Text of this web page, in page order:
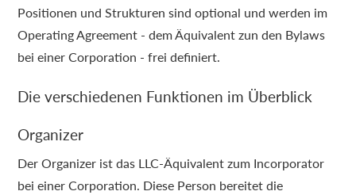
Positionen und Strukturen sind optional und werden im
Operating Agreement - dem Äquivalent zun den Bylaws
bei einer Corporation - frei definiert.
Die verschiedenen Funktionen im Überblick
Organizer
Der Organizer ist das LLC-Äquivalent zum Incorporator
bei einer Corporation. Diese Person bereitet die